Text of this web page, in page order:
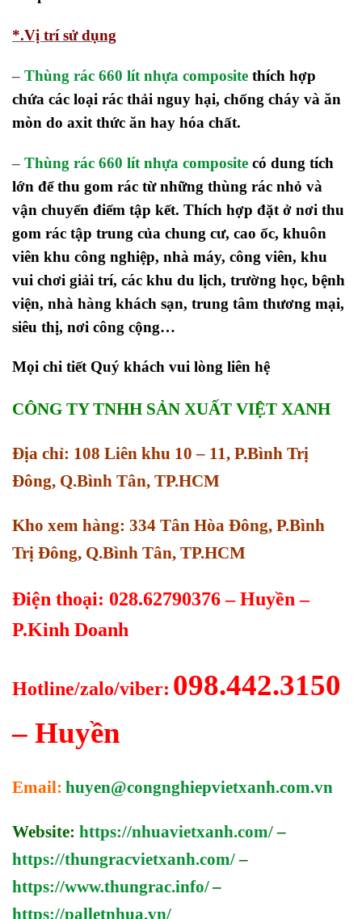
*.Vị trí sử dụng
– Thùng rác 660 lít nhựa composite thích hợp
chứa các loại rác thải nguy hại, chống cháy và ăn
mòn do axit thức ăn hay hóa chất.
– Thùng rác 660 lít nhựa composite có dung tích
lớn để thu gom rác từ những thùng rác nhỏ và
vận chuyển điểm tập kết. Thích hợp đặt ở nơi thu
gom rác tập trung của chung cư, cao ốc, khuôn
viên khu công nghiệp, nhà máy, công viên, khu
vui chơi giải trí, các khu du lịch, trường học, bệnh
viện, nhà hàng khách sạn, trung tâm thương mại,
siêu thị, nơi công cộng…
Mọi chi tiết Quý khách vui lòng liên hệ
CÔNG TY TNHH SẢN XUẤT VIỆT XANH
Địa chỉ: 108 Liên khu 10 – 11, P.Bình Trị
Đông, Q.Bình Tân, TP.HCM
Kho xem hàng: 334 Tân Hòa Đông, P.Bình
Trị Đông, Q.Bình Tân, TP.HCM
Điện thoại: 028.62790376 – Huyền –
P.Kinh Doanh
Hotline/zalo/viber: 098.442.3150
– Huyền
Email: huyen@congnghiepvietxanh.com.vn
Website: https://nhuavietxanh.com/–
https://thungracvietxanh.com/–
https://www.thungrac.info/–
https://palletnhua.vn/